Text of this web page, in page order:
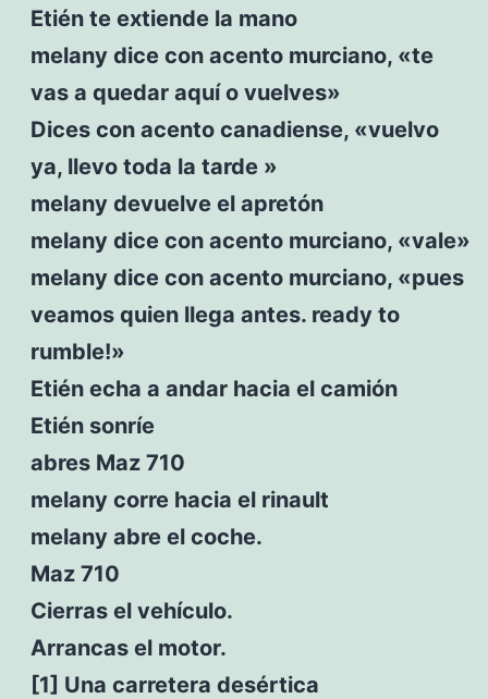
Etién te extiende la mano
melany dice con acento murciano, «te
vas a quedar aquí o vuelves»
Dices con acento canadiense, «vuelvo
ya, llevo toda la tarde »
melany devuelve el apretón
melany dice con acento murciano, «vale»
melany dice con acento murciano, «pues
veamos quien llega antes. ready to
rumble!»
Etién echa a andar hacia el camión
Etién sonríe
abres Maz 710
melany corre hacia el rinault
melany abre el coche.
Maz 710
Cierras el vehículo.
Arrancas el motor.
[1] Una carretera desértica